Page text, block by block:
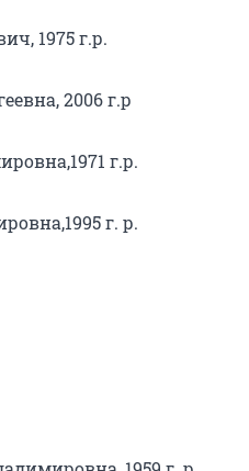
1975 г.р.
2006 г.р
г.р.
г. р.